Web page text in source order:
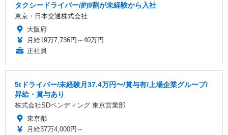
タクシードライバー/約9割が未経験から入社
東京・日本交通株式会社
大阪府
月給19万7,736円～40万円
正社員
5tドライバー/未経験月37.4万円〜/賞与有/上場企業グループ/
昇給・賞与あり
株式会社SDベンディング 東京営業部
東京都
月給37万4,000円～